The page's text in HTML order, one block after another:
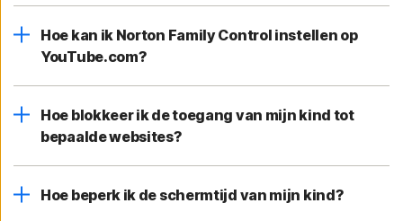
Hoe kan ik Norton Family Control instellen op
YouTube.com?
Hoe blokkeer ik de toegang van mijn kind tot
bepaalde websites?
Hoe beperk ik de schermtijd van mijn kind?